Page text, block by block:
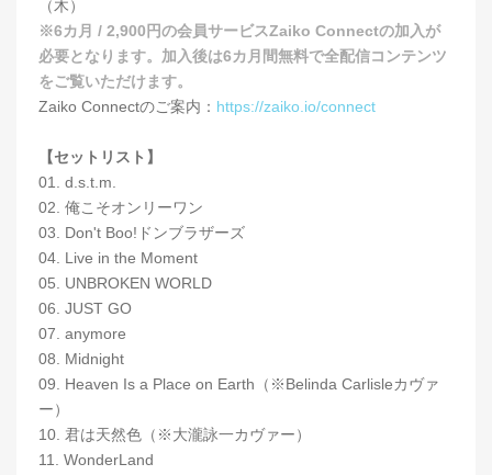
（木）
※6カ月 / 2,900円の会員サービスZaiko Connectの加入が
必要となります。加入後は6カ月間無料で全配信コンテンツ
をご覧いただけます。
Zaiko Connectのご案内： https://zaiko.io/connect
【セットリスト】
01. d.s.t.m.
02. 俺こそオンリーワン
03. Don't Boo!ドンブラザーズ
04. Live in the Moment
05. UNBROKEN WORLD
06. JUST GO
07. anymore
08. Midnight
09. Heaven Is a Place on Earth（※Belinda Carlisleカヴァ
ー）
10. 君は天然色（※大瀧詠一カヴァー）
11. WonderLand